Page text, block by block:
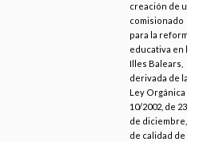
creación de un
comisionado
para la reforma
educativa en las
Illes Balears,
derivada de la
Ley Orgánica
10/2002, de 23
de diciembre,
de calidad de la